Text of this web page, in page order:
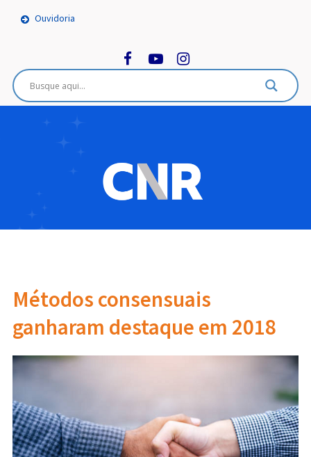
Ouvidoria
Métodos consensuais
ganharam destaque em 2018